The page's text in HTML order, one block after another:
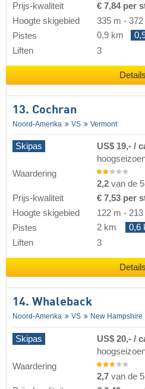
Prijs-kwaliteit
€ 7,84 per
Hoogte skigebied
335 m - 372
Pistes
0,9 km
Liften
3
Details
13. Cochran
Noord-Amerika VS Vermont
Skipas US$ 19,- /
Waardering
2,2 van de
Prijs-kwaliteit
€ 7,53 per
Hoogte skigebied
122 m - 213
Pistes
2 km 0,6
Liften
3
Details
14. Whaleback
Noord-Amerika VS New Hampshire
Skipas US$ 20,- /
Waardering
2,7 van de